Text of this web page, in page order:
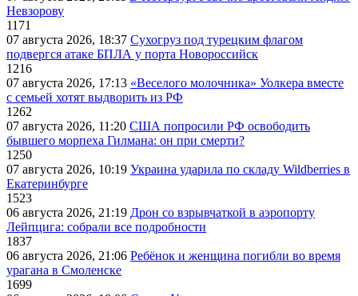
Невзорову
1171
07 августа 2026, 18:37 Сухогруз под турецким флагом
подвергся атаке БПЛА у порта Новороссийск
1216
07 августа 2026, 17:13 «Веселого молочника» Уолкера вместе
с семьей хотят выдворить из РФ
1262
07 августа 2026, 11:20 США попросили РФ освободить
бывшего морпеха Гилмана: он при смерти?
1250
07 августа 2026, 10:19 Украина ударила по складу Wildberries в
Екатеринбурге
1523
06 августа 2026, 21:19 Дрон со взрывчаткой в аэропорту
Лейпцига: собрали все подробности
1837
06 августа 2026, 21:06 Ребёнок и женщина погибли во время
урагана в Смоленске
1699